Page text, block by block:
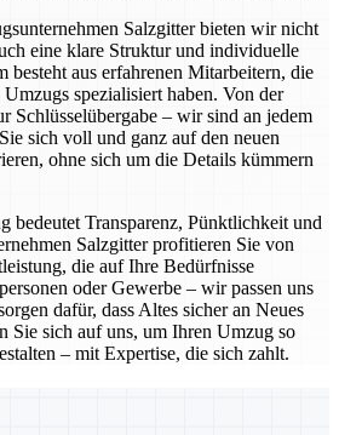
Salzgitter bieten wir nicht
eine klare Struktur und individuelle
besteht aus erfahrenen Mitarbeitern, die
spezialisiert haben. Von der
Schlüsselübergabe – wir sind an jedem
sich voll und ganz auf den neuen
ohne sich um die Details kümmern
bedeutet Transparenz, Pünktlichkeit und
Salzgitter profitieren Sie von
die auf Ihre Bedürfnisse
oder Gewerbe – wir passen uns
dafür, dass Altes sicher an Neues
Sie sich auf uns, um Ihren Umzug so
– mit Expertise, die sich zahlt.